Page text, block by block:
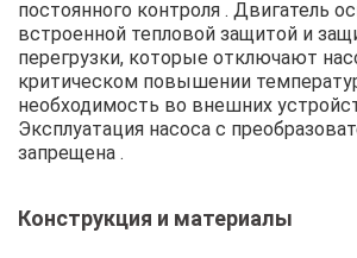
постоянного контроля . Двигатель
встроенной тепловой защитой и
перегрузки, которые отключают
критическом повышении
необходимость во внешних
Эксплуатация насоса с
запрещена .
Конструкция и материалы